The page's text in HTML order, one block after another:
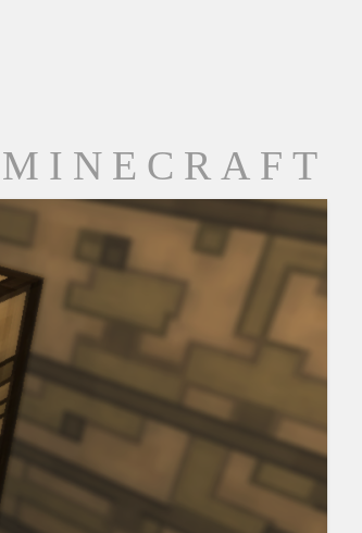
MINECRAFT